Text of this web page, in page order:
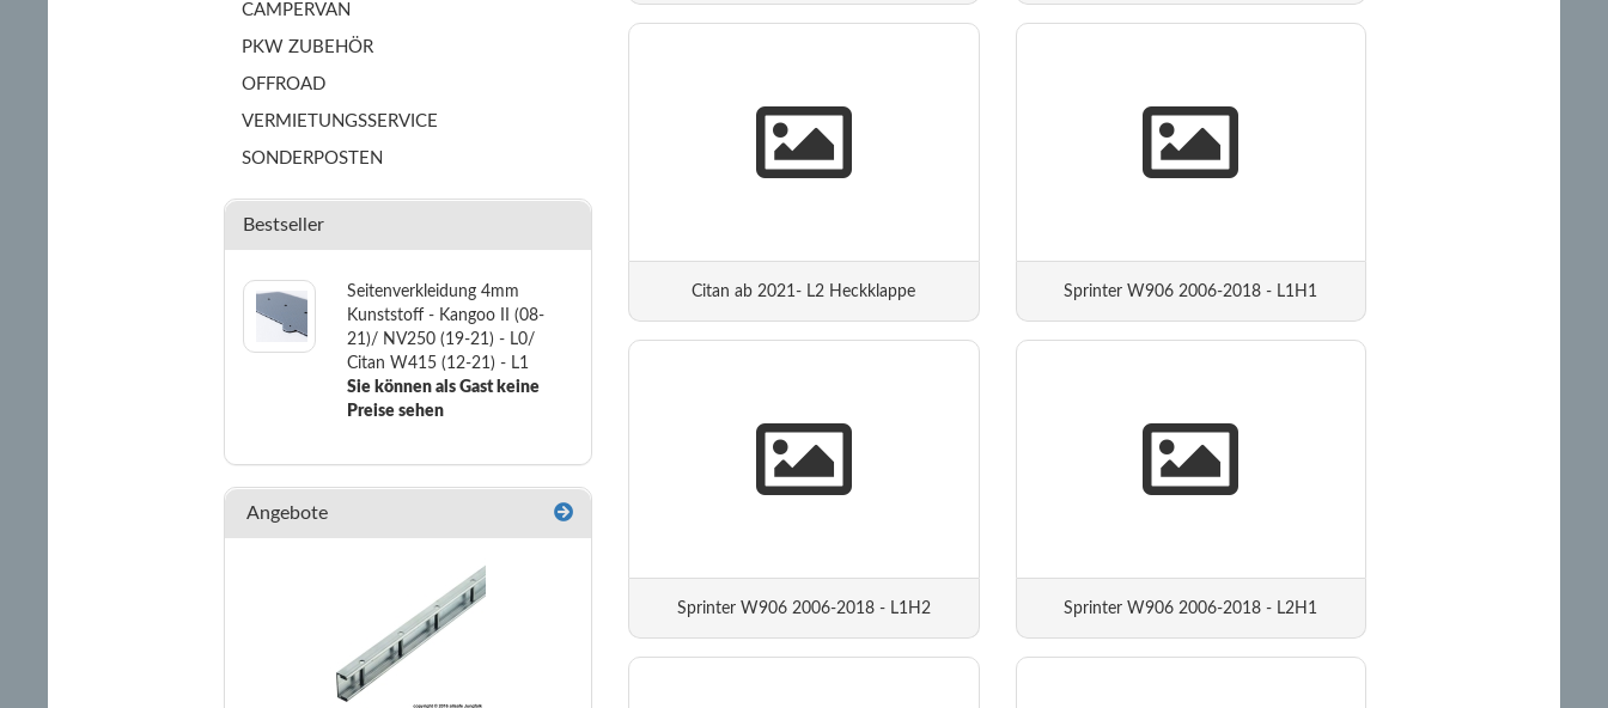
Citan ab 2021- L2 Heckklappe Sprinter W906 2006-2018 - L1H1
Sprinter W906 2006-2018 - L1H2 Sprinter W906 2006-2018 - L2H1
CAMPERVAN
PKW ZUBEHÖR
OFFROAD
VERMIETUNGSSERVICE
SONDERPOSTEN
Bestseller
Seitenverkleidung 4mm
Kunststoff - Kangoo II (08-
21)/ NV250 (19-21) - L0/
Citan W415 (12-21) - L1
Sie können als Gast keine
Preise sehen
Angebote